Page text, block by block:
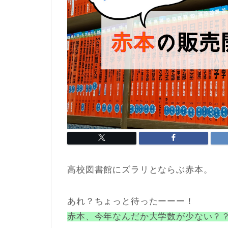
高校図書館にズラリとならぶ赤本。
あれ？ちょっと待ったーーー！
赤本、今年なんだか大学数が少ない？